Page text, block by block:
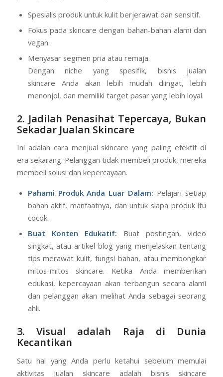
Spesialis produk untuk kulit berjerawat dan sensitif.
Fokus pada skincare dengan bahan-bahan alami dan
vegan.
Menyasar segmen pria atau remaja.
Dengan niche yang spesifik, bisnis jualan
skincare Anda akan lebih mudah diingat, lebih
menonjol, dan memiliki target pasar yang lebih loyal.
2. Jadilah Penasihat Tepercaya, Bukan
Sekadar Jualan Skincare
Ini adalah cara menjual skincare yang paling efektif di
era sekarang. Pelanggan tidak membeli produk, mereka
membeli solusi dan kepercayaan.
Pahami Produk Anda Luar Dalam: Pelajari setiap
bahan aktif, manfaatnya, dan untuk siapa produk itu
cocok.
Buat Konten Edukatif: Buat postingan, video
singkat, atau artikel blog yang menjelaskan tentang
tips merawat kulit, fungsi bahan, atau membongkar
mitos-mitos skincare. Ketika Anda memberikan
edukasi, kepercayaan akan terbangun secara alami
dan pelanggan akan melihat Anda sebagai seorang
ahli.
3. Visual adalah Raja di Dunia
Kecantikan
Satu hal yang Anda perlu ketahui sebelum memulai
aktivitas jualan skincare adalah bisnis skincare